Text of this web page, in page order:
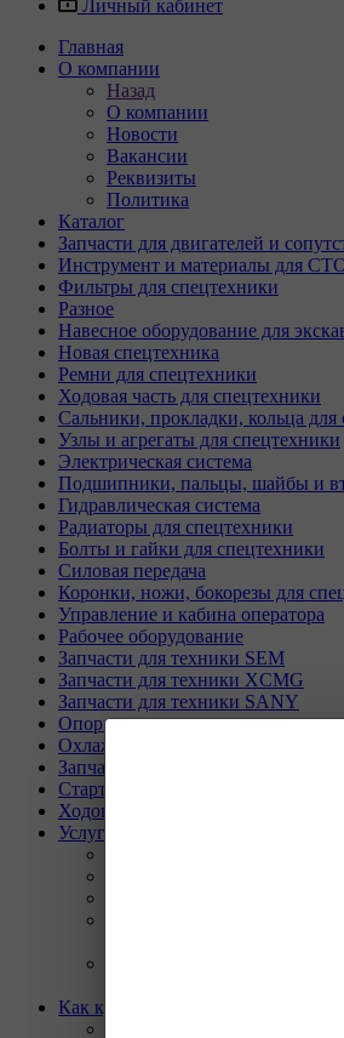
Личный кабинет
Главная
О компании
Назад
О компании
Новости
Вакансии
Реквизиты
Политика
Каталог
Запчасти для двигателей и
Инструмент и материалы для
Фильтры для спецтехники
Разное
Навесное оборудование для
Новая спецтехника
Ремни для спецтехники
Ходовая часть для спецтехники
Сальники, прокладки, кольца для
Узлы и агрегаты для спецтехники
Электрическая система
Подшипники, пальцы, шайбы и
Гидравлическая система
Радиаторы для спецтехники
Болты и гайки для спецтехники
Силовая передача
Коронки, ножи, бокорезы для
Управление и кабина оператора
Рабочее оборудование
Запчасти для техники SEM
Запчасти для техники XCMG
Запчасти для техники SANY
Опорно-поворотные круги
Охлаждающая система
Запчасти для буровых станков
Стартеры и генераторы разное
Ходовая часть для Liebherr
Услуги
Как купить